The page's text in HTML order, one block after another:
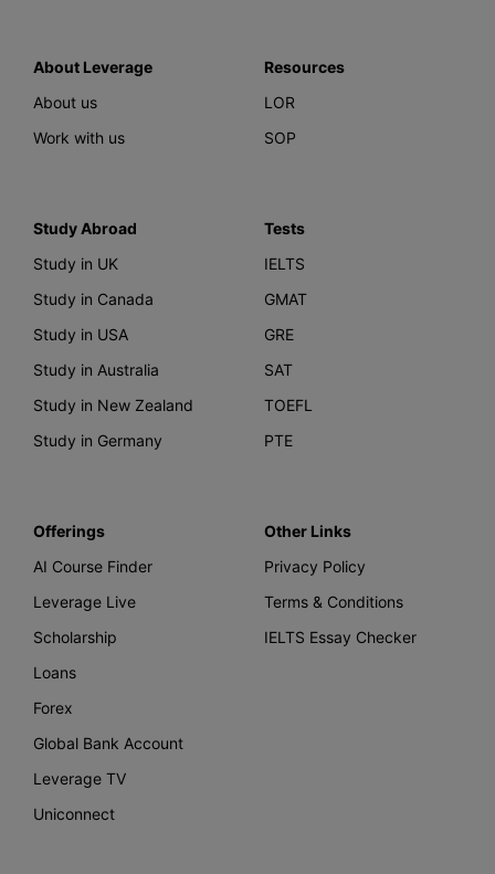
About Leverage
About us
Work with us
Resources
LOR
SOP
Study Abroad
Study in UK
Study in Canada
Study in USA
Study in Australia
Study in New Zealand
Study in Germany
Tests
IELTS
GMAT
GRE
SAT
TOEFL
PTE
Offerings
AI Course Finder
Leverage Live
Scholarship
Loans
Forex
Global Bank Account
Leverage TV
Uniconnect
Other Links
Privacy Policy
Terms & Conditions
IELTS Essay Checker